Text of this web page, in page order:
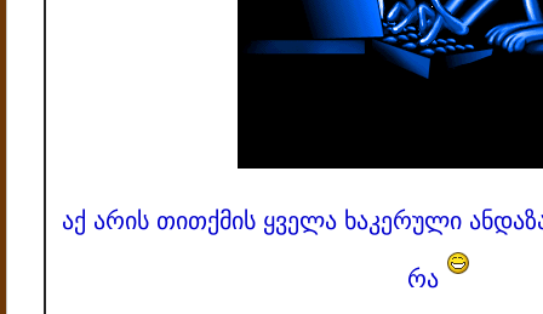
აქ არის თითქმის ყველა ხაკერული
რა